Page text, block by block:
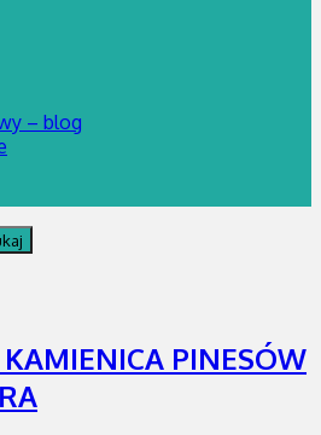
– blog
PINESÓW